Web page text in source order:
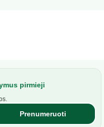
pirmieji
Prenumeruoti